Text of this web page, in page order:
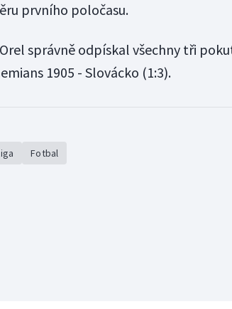
prvního poločasu.
správně odpískal všechny tři
1905 - Slovácko (1:3).
Fotbal